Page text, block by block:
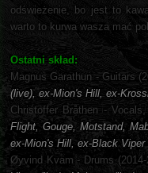
odświeżenie, bo jest to
warto to kurwa wasza mać
Ostatni skład:
Magnus Garathun - Guitars
(live), ex-Mion's Hill, ex-
Christoffer Bråthen -
Flight, Gouge, Motstand,
ex-Mion's Hill, ex-Black Viper
Øyvind Kvam - Drums